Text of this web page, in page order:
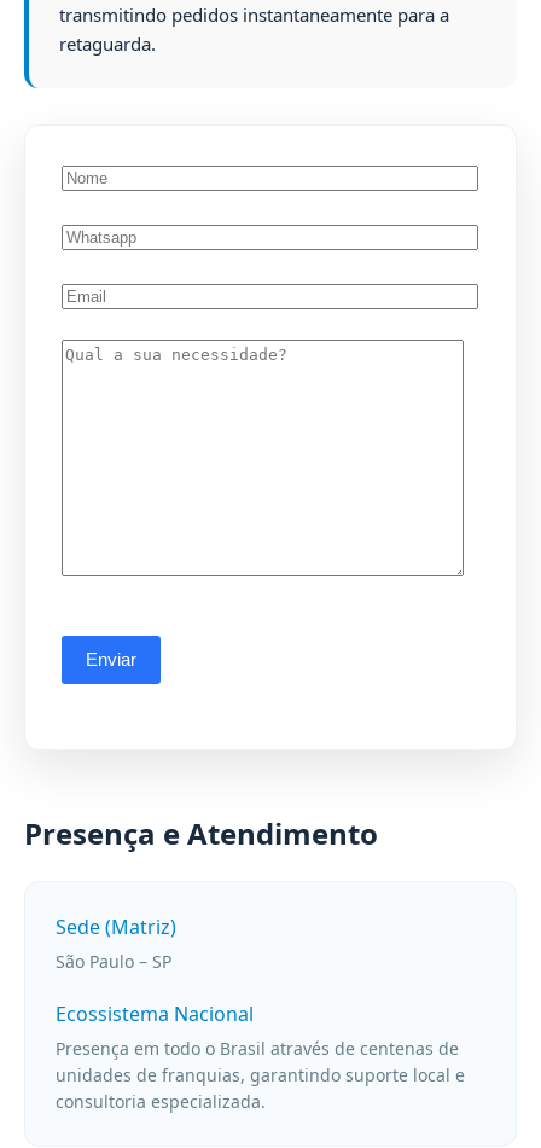
transmitindo pedidos instantaneamente para a
retaguarda.
Presença e Atendimento
Sede (Matriz)
São Paulo – SP
Ecossistema Nacional
Presença em todo o Brasil através de centenas de
unidades de franquias, garantindo suporte local e
consultoria especializada.